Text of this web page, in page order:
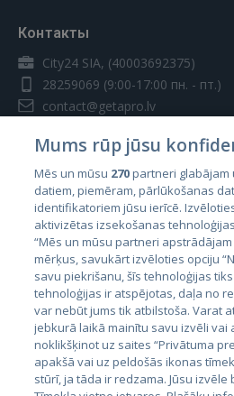
Контакты
City24 SIA, (40003692375)
28259069 (9:00-17:00 пн. - пт.)
contact@getapro.lv
Страны
Эстония
Латвия
Литва
Mums rūp jūsu
Mēs un mūsu 270partneri glabājam
datiem, piemēram, pārlūkošanas
identifikatoriem jūsu ierīcē.
aktivizētas izsekošanas
“Mēs un mūsu partneri
mērķus, savukārt izvēloties opciju
savu piekrišanu, šīs tehnoloģijas
tehnoloģijas ir atspējotas, daļa no
var nebūt jums tik atbilstoša. Varat
jebkurā laikā mainītu savu izvēli vai
noklikšķinot uz saites “Privātuma
apakšā vai uz peldošās ikonas
stūrī, ja tāda ir redzama. Jūsu